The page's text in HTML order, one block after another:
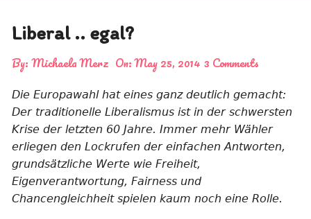
Liberal .. egal?
By: Michaela Merz On:May 25, 2014 3 Comments
Die Europawahl hat eines ganz deutlich gemacht:
Der traditionelle Liberalismus ist in der schwersten
Krise der letzten 60 Jahre. Immer mehr Wähler
erliegen den Lockrufen der einfachen Antworten,
grundsätzliche Werte wie Freiheit,
Eigenverantwortung, Fairness und
Chancengleichheit spielen kaum noch eine Rolle.